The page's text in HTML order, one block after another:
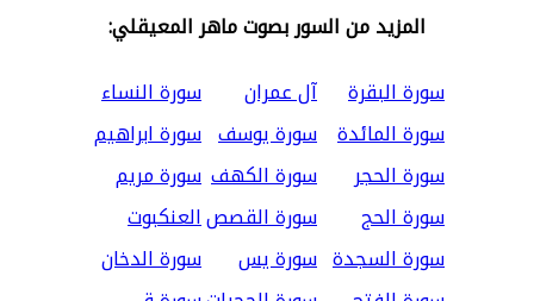
المزيد من السور بصوت ماهر المعيقلي:
سورة البقرة
آل عمران
سورة النساء
سورة المائدة سورة يوسف سورة ابراهيم
سورة الحجر
سورة الكهف سورة مريم
سورة الحج
سورة القصصالعنكبوت
سورة السجدة سورة يس
سورة الدخان